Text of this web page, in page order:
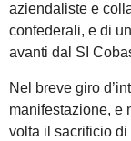
aziendaliste e
confederali, e di
avanti dal SI
Nel breve giro
manifestazione, e
volta il sacrificio